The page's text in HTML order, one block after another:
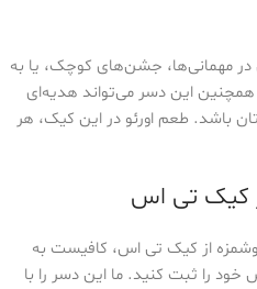
در مهمانی‌ها، جشن‌های کوچک، یا به
این دسر می‌تواند هدیه‌ای
باشد. طعم اورئو در این کیک، هر
کیک تی اس
از کیک تی اس، کافیست به
را ثبت کنید. ما این دسر را با